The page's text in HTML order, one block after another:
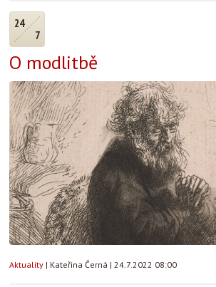
24
7
O modlitbě
Aktuality | Kateřina Černá | 24.7.2022 08:00